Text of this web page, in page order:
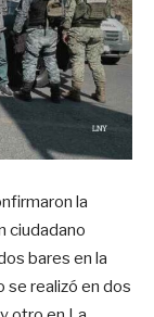
la
ciudadano
bares en la
se realizó en dos